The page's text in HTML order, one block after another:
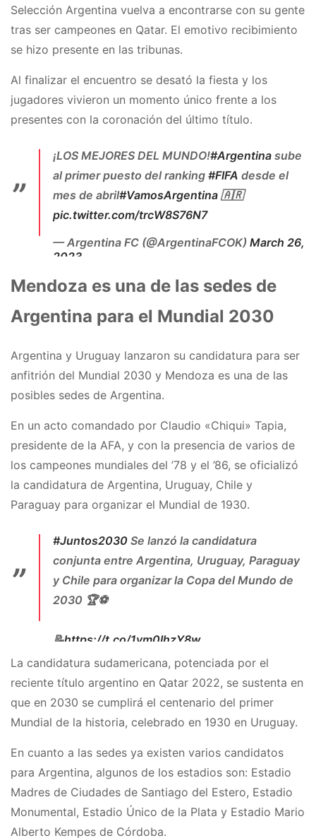
2023
Selección Argentina vuelva a encontrarse con su gente
tras ser campeones en Qatar. El emotivo recibimiento
se hizo presente en las tribunas.
Al finalizar el encuentro se desató la fiesta y los
jugadores vivieron un momento único frente a los
presentes con la coronación del último título.
¡LOS MEJORES DEL MUNDO!#Argentina sube
al primer puesto del ranking #FIFA desde el
mes de abril#VamosArgentina 🇦🇷
pic.twitter.com/trcW8S76N7
— Argentina FC (@ArgentinaFCOK) March 26,
2023
Mendoza es una de las sedes de
Argentina para el Mundial 2030
Argentina y Uruguay lanzaron su candidatura para ser
anfitrión del Mundial 2030 y Mendoza es una de las
posibles sedes de Argentina.
En un acto comandado por Claudio «Chiqui» Tapia,
presidente de la AFA, y con la presencia de varios de
los campeones mundiales del ’78 y el ’86, se oficializó
la candidatura de Argentina, Uruguay, Chile y
Paraguay para organizar el Mundial de 1930.
#Juntos2030 Se lanzó la candidatura
conjunta entre Argentina, Uruguay, Paraguay
y Chile para organizar la Copa del Mundo de
2030 🏆⚽️
📝https://t.co/1vm0IhzY8w
pic.twitter.com/kbVtBCmczy
— AFA (@afa)February 7, 2023
La candidatura sudamericana, potenciada por el
reciente título argentino en Qatar 2022, se sustenta en
que en 2030 se cumplirá el centenario del primer
Mundial de la historia, celebrado en 1930 en Uruguay.
En cuanto a las sedes ya existen varios candidatos
para Argentina, algunos de los estadios son: Estadio
Madres de Ciudades de Santiago del Estero, Estadio
Monumental, Estadio Único de la Plata y Estadio Mario
Alberto Kempes de Córdoba.